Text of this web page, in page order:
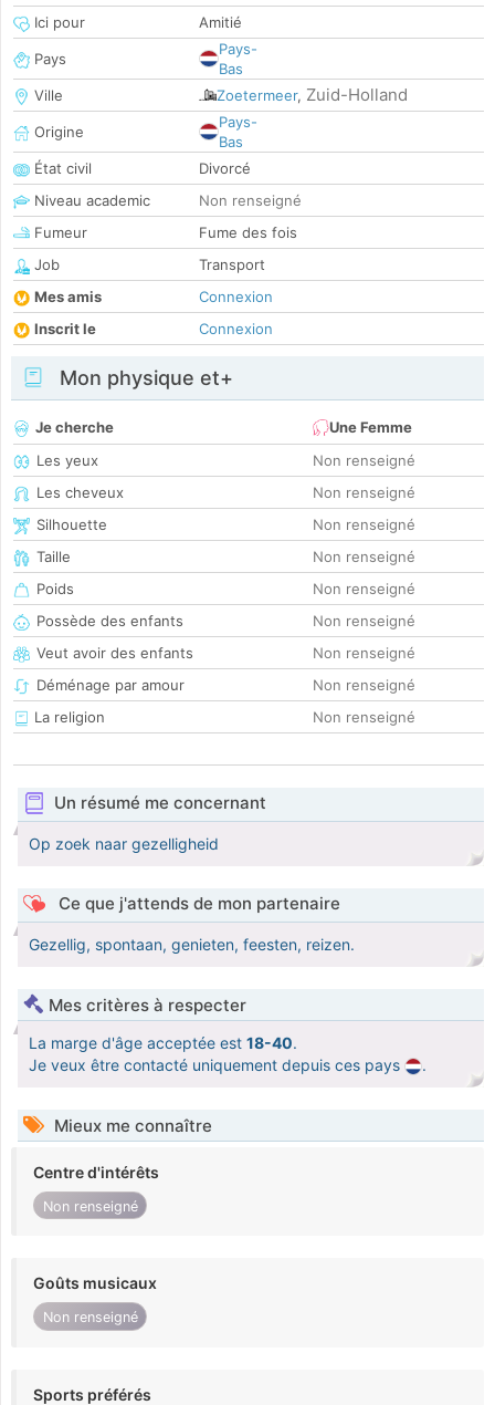
Ici pour
Amitié
Pays
Pays-
Bas
Ville
Zoetermeer, Zuid-Holland
Origine
Pays-
Bas
État civil
Divorcé
Niveau academic
Non renseigné
Fumeur
Fume des fois
Job
Transport
Mes amis
Connexion
Inscrit le
Connexion
Mon physique et+
Je cherche
Une Femme
Les yeux
Non renseigné
Les cheveux
Non renseigné
Silhouette
Non renseigné
Taille
Non renseigné
Poids
Non renseigné
Possède des enfants
Non renseigné
Veut avoir des enfants
Non renseigné
Déménage par amour
Non renseigné
La religion
Non renseigné
Un résumé me concernant
Op zoek naar gezelligheid
Ce que j'attends de mon partenaire
Gezellig, spontaan, genieten, feesten, reizen.
Mes critères à respecter
La marge d'âge acceptée est 18-40.
Je veux être contacté uniquement depuis ces pays
.
Mieux me connaître
Centre d'intérêts
Non renseigné
Goûts musicaux
Non renseigné
Sports préférés